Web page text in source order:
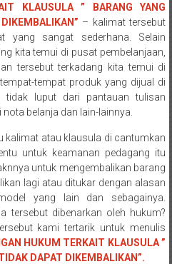
KLAUSULA ” BARANG YANG
– kalimat tersebut
yang sangat sederhana. Selain
kita temui di pusat pembelanjaan,
tersebut terkadang kita temui di
tempat produk yang dijual di
tidak luput dari pantauan tulisan
belanja dan lain-lainnya.
kalimat atau klausula di cantumkan
untuk keamanan pedagang itu
untuk mengembalikan barang
lagi atau ditukar dengan alasan
yang lain dan sebagainya.
tersebut dibenarkan oleh hukum?
kami tertarik untuk menulis
HUKUM TERKAIT KLAUSULA ”
DAPAT DIKEMBALIKAN”.